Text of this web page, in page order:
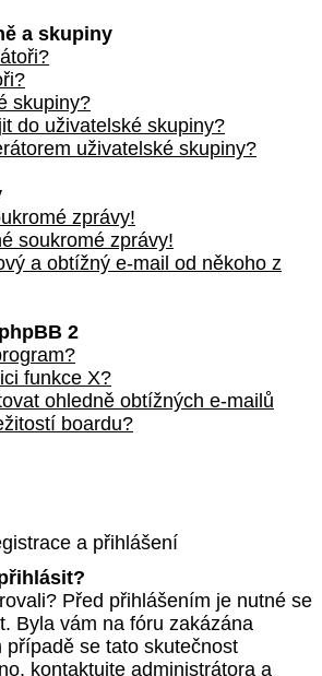
a skupiny
skupiny?
do uživatelské skupiny?
uživatelské skupiny?
zprávy!
soukromé zprávy!
a obtížný e-mail od někoho z
2
funkce X?
ohledně obtížných e-mailů
boardu?
a přihlášení
Před přihlášením je nutné se
Byla vám na fóru zakázána
případě se tato skutečnost
kontaktujte administrátora a